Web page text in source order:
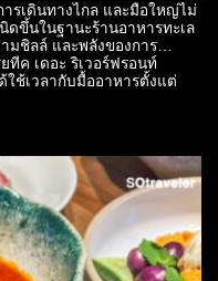
รเดินทางไกล และมื้อใหญ่ไม่
ดขึ้นในฐานะร้านอาหารทะเล
มชิลล์ และพลังของการ
ทีค เดอะ ริเวอร์ฟรอนท์
ช้เวลากับมื้ออาหารตั้งแต่